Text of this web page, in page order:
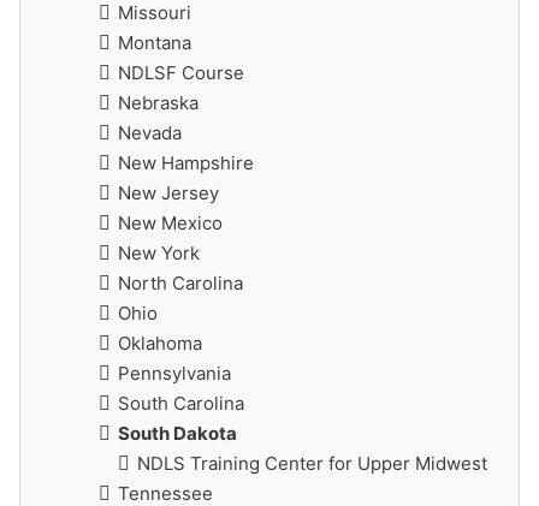
Missouri
Montana
NDLSF Course
Nebraska
Nevada
New Hampshire
New Jersey
New Mexico
New York
North Carolina
Ohio
Oklahoma
Pennsylvania
South Carolina
South Dakota
NDLS Training Center for Upper Midwest
Tennessee